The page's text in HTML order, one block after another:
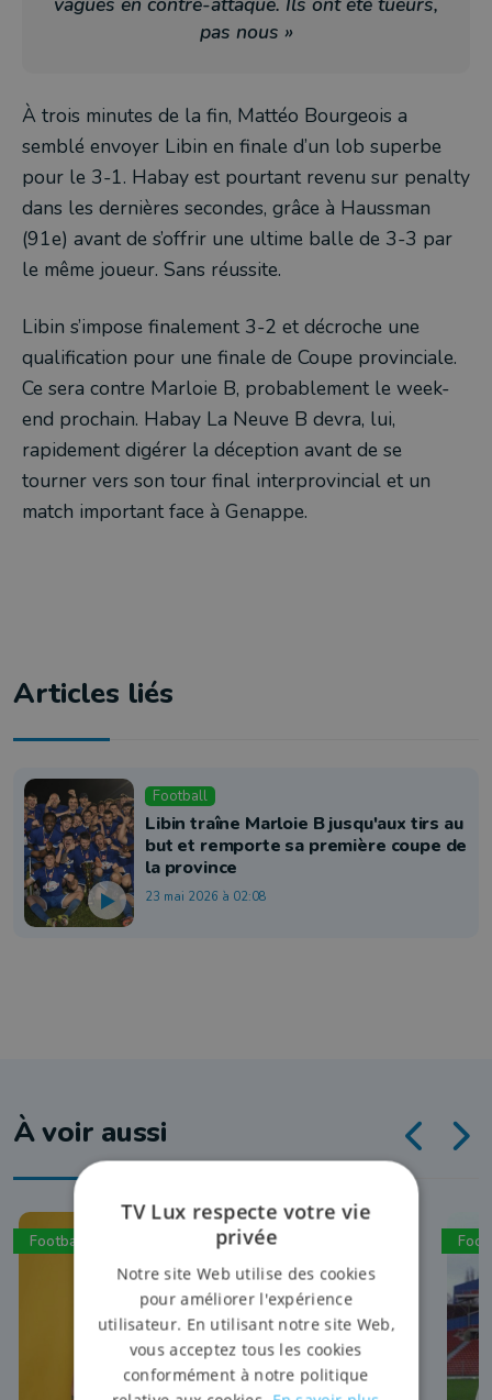
pas nous »
À trois minutes de la fin, Mattéo Bourgeois a
semblé envoyer Libin en finale d’un lob superbe
pour le 3-1. Habay est pourtant revenu sur penalty
dans les dernières secondes, grâce à Haussman
(91e) avant de s’offrir une ultime balle de 3-3 par
le même joueur. Sans réussite.
Libin s’impose finalement 3-2 et décroche une
qualification pour une finale de Coupe provinciale.
Ce sera contre Marloie B, probablement le week-
end prochain. Habay La Neuve B devra, lui,
rapidement digérer la déception avant de se
tourner vers son tour final interprovincial et un
match important face à Genappe.
Articles liés
Football
Libin traîne Marloie B jusqu'aux tirs au
but et remporte sa première coupe de
la province
23 mai 2026 à 02:08
À voir aussi
Football
TV Lux respecte votre vie
privée
Notre site Web utilise des cookies
pour améliorer l'expérience
utilisateur. En utilisant notre site Web,
vous acceptez tous les cookies
conformément à notre politique